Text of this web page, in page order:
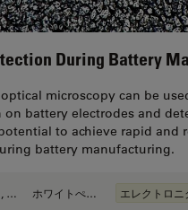
During Battery
microscopy can be
on battery electrodes and
to achieve rapid and
battery manufacturing.
Feb 12, 2026 ホワイトぺーパー